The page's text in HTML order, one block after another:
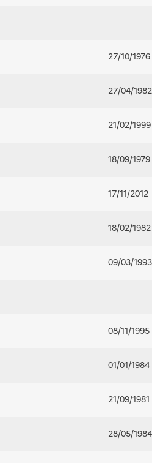
27/10/1976
27/04/1982
21/02/1999
18/09/1979
17/11/2012
18/02/1982
09/03/1993
08/11/1995
01/01/1984
21/09/1981
28/05/1984